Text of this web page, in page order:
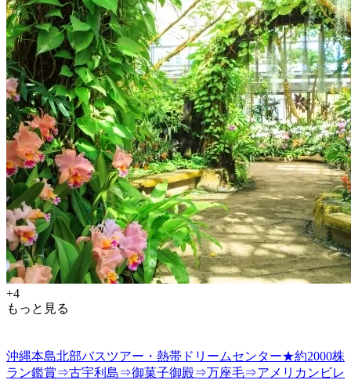
+4
もっと見る
沖縄本島北部バスツアー・熱帯ドリームセンター★約2000株
ラン鑑賞⇒古宇利島⇒御菓子御殿⇒万座毛⇒アメリカンビレ